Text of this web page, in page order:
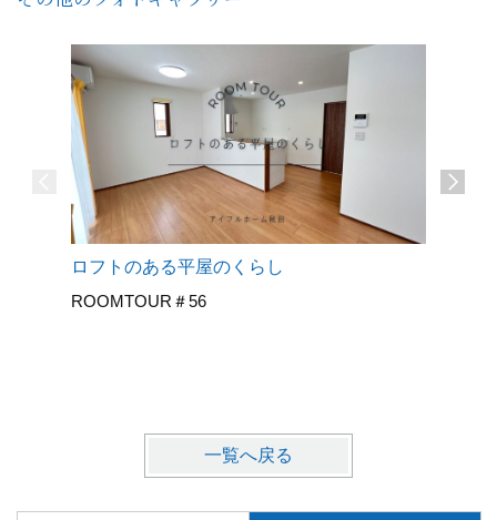
ロフトのある平屋のくらし
ROOMTOUR＃56
一覧へ戻る